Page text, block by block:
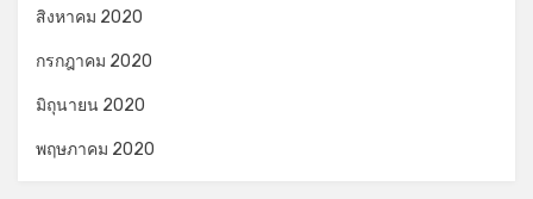
สิงหาคม 2020
กรกฎาคม 2020
มิถุนายน 2020
พฤษภาคม 2020